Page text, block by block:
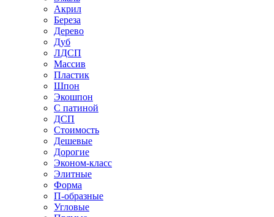
Акрил
Береза
Дерево
Дуб
ЛДСП
Массив
Пластик
Шпон
Экошпон
С патиной
ДСП
Стоимость
Дешевые
Дорогие
Эконом-класс
Элитные
Форма
П-образные
Угловые